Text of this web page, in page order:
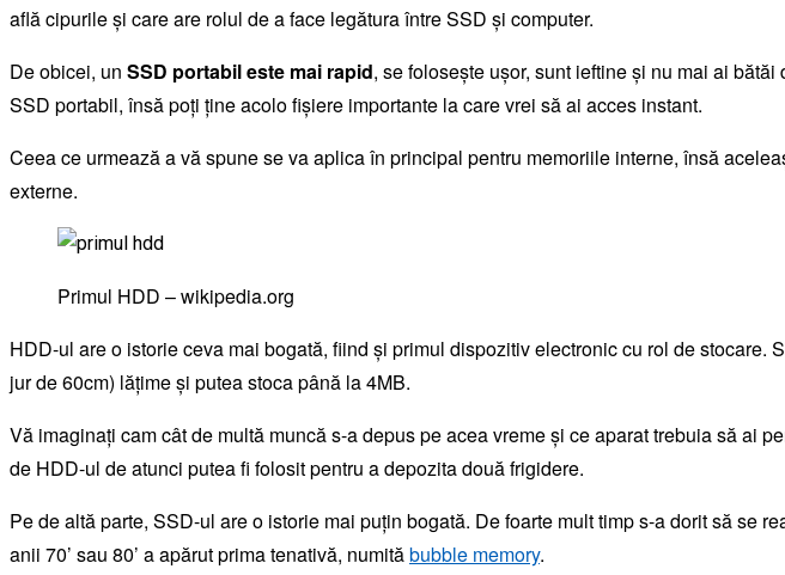
află cipurile și care are rolul de a face legătura între SSD și computer.
De obicei, un SSD portabil este mai rapid, se folosește ușor, sunt ieftine și nu mai ai
SSD portabil, însă poți ține acolo fișiere importante la care vrei să ai acces instant.
Ceea ce urmează a vă spune se va aplica în principal pentru memoriile interne, însă
externe.
Primul HDD – wikipedia.org
HDD-ul are o istorie ceva mai bogată, fiind și primul dispozitiv electronic cu rol de
jur de 60cm) lățime și putea stoca până la 4MB.
Vă imaginați cam cât de multă muncă s-a depus pe acea vreme și ce aparat trebuia să ai
de HDD-ul de atunci putea fi folosit pentru a depozita două frigidere.
Pe de altă parte, SSD-ul are o istorie mai puțin bogată. De foarte mult timp s-a dorit să se
anii 70’ sau 80’ a apărut prima tenativă, numităbubble memory.